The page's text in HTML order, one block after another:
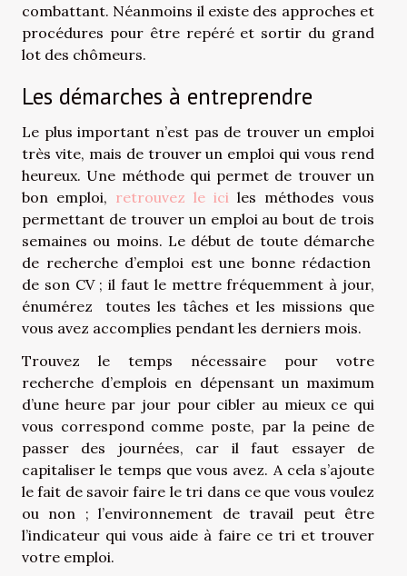
combattant. Néanmoins il existe des approches et
procédures pour être repéré et sortir du grand
lot des chômeurs.
Les démarches à entreprendre
Le plus important n’est pas de trouver un emploi
très vite, mais de trouver un emploi qui vous rend
heureux. Une méthode qui permet de trouver un
bon emploi, retrouvez le ici les méthodes vous
permettant de trouver un emploi au bout de trois
semaines ou moins. Le début de toute démarche
de recherche d’emploi est une bonne rédaction
de son CV ; il faut le mettre fréquemment à jour,
énumérez toutes les tâches et les missions que
vous avez accomplies pendant les derniers mois.
Trouvez le temps nécessaire pour votre
recherche d’emplois en dépensant un maximum
d’une heure par jour pour cibler au mieux ce qui
vous correspond comme poste, par la peine de
passer des journées, car il faut essayer de
capitaliser le temps que vous avez. A cela s’ajoute
le fait de savoir faire le tri dans ce que vous voulez
ou non ; l’environnement de travail peut être
l’indicateur qui vous aide à faire ce tri et trouver
votre emploi.